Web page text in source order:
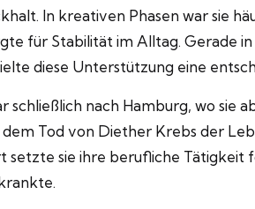
In kreativen Phasen war sie
für Stabilität im Alltag. Gerade
diese Unterstützung eine
schließlich nach Hamburg, wo sie
dem Tod von Diether Krebs der
setzte sie ihre berufliche Tätigkeit